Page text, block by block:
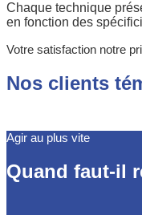
Chaque technique
en fonction des
Votre satisfaction notre
Nos clients
Agir au plus vite
Quand faut-il